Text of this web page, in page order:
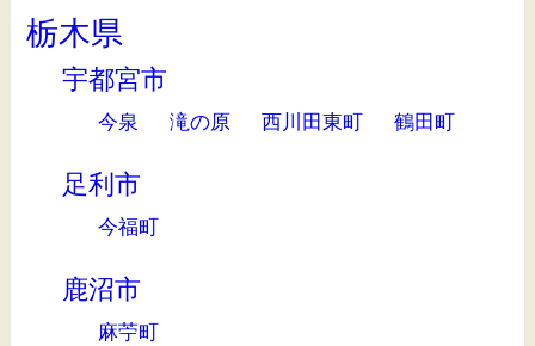
栃木県
宇都宮市
今泉 滝の原 西川田東町 鶴田町
足利市
今福町
鹿沼市
麻苧町